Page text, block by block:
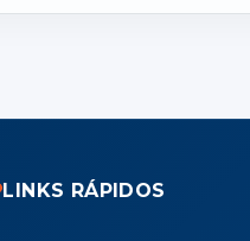
LINKS RÁPIDOS